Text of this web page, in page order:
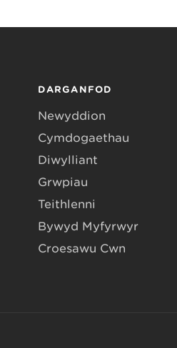
DARGANFOD
Newyddion
Cymdogaethau
Diwylliant
Grwpiau
Teithlenni
Bywyd Myfyrwyr
Croesawu Cŵn